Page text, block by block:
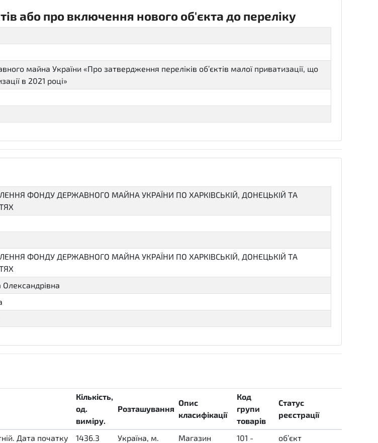
або про включення нового об'єкта до переліку
майна України «Про затвердження переліків об’єктів малої приватизації, що
в 2021 році»
ФОНДУ ДЕРЖАВНОГО МАЙНА УКРАЇНИ ПО ХАРКІВСЬКІЙ, ДОНЕЦЬКІЙ ТА
ФОНДУ ДЕРЖАВНОГО МАЙНА УКРАЇНИ ПО ХАРКІВСЬКІЙ, ДОНЕЦЬКІЙ ТА
Олександрівна
Кількість,
од.
виміру.
Розташування
Опис
класифікації
Код
групи
товарів
Статус
реєстрації
Дата початку
1436.3
Україна, м.
Магазин
101 -
об’єкт